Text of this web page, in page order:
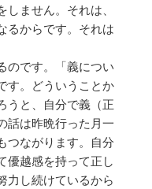
ません。それは、
るからです。それは
のです。「義につい
す。どういうことか
うと、自分で義（正
話は昨晩行った月一
つながります。自分
優越感を持って正し
力し続けているから